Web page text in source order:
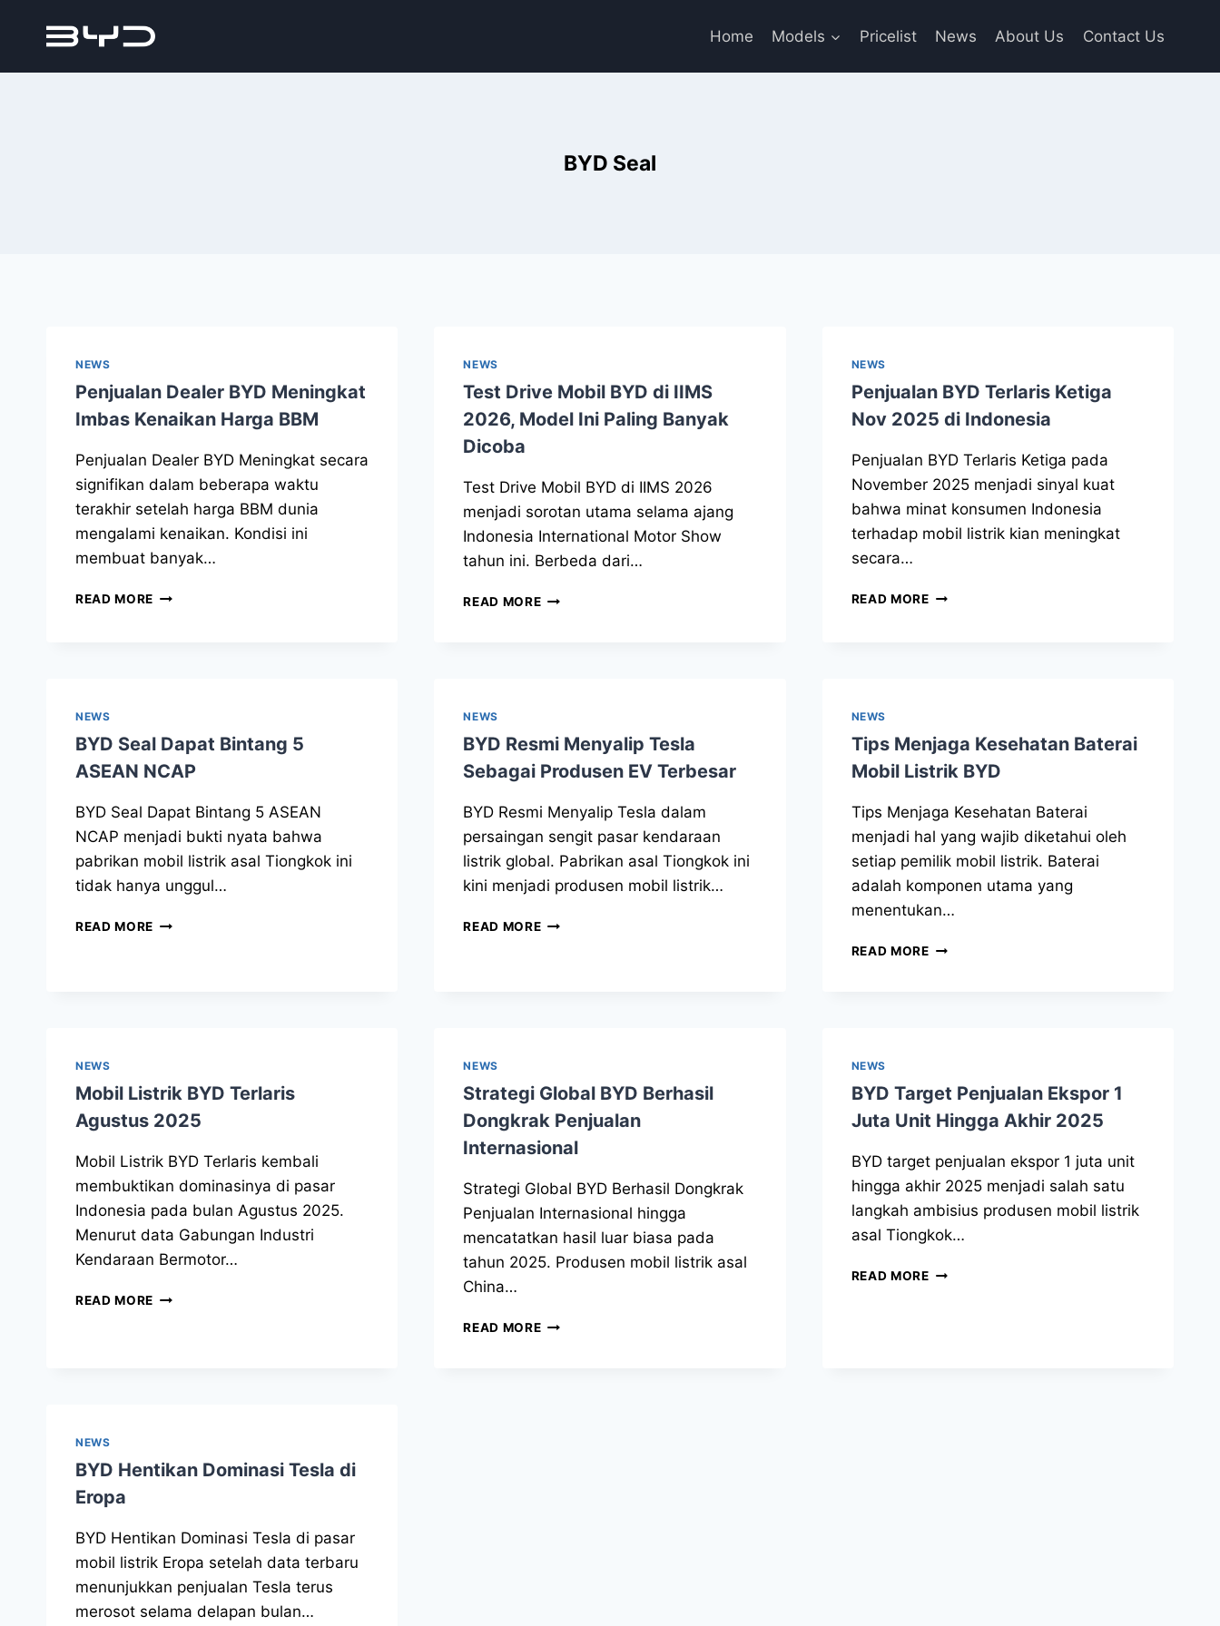
Home Models Pricelist News About Us Contact Us
BYD Seal
NEWS
Penjualan Dealer BYD Meningkat
Imbas Kenaikan Harga BBM
Penjualan Dealer BYD Meningkat secara
signifikan dalam beberapa waktu
terakhir setelah harga BBM dunia
mengalami kenaikan. Kondisi ini
membuat banyak…
READ MORE
NEWS
Test Drive Mobil BYD di IIMS
2026, Model Ini Paling Banyak
Dicoba
Test Drive Mobil BYD di IIMS 2026
menjadi sorotan utama selama ajang
Indonesia International Motor Show
tahun ini. Berbeda dari…
READ MORE
NEWS
Penjualan BYD Terlaris Ketiga
Nov 2025 di Indonesia
Penjualan BYD Terlaris Ketiga pada
November 2025 menjadi sinyal kuat
bahwa minat konsumen Indonesia
terhadap mobil listrik kian meningkat
secara…
READ MORE
NEWS
BYD Seal Dapat Bintang 5
ASEAN NCAP
BYD Seal Dapat Bintang 5 ASEAN
NCAP menjadi bukti nyata bahwa
pabrikan mobil listrik asal Tiongkok ini
tidak hanya unggul…
READ MORE
NEWS
BYD Resmi Menyalip Tesla
Sebagai Produsen EV Terbesar
BYD Resmi Menyalip Tesla dalam
persaingan sengit pasar kendaraan
listrik global. Pabrikan asal Tiongkok ini
kini menjadi produsen mobil listrik…
READ MORE
NEWS
Tips Menjaga Kesehatan Baterai
Mobil Listrik BYD
Tips Menjaga Kesehatan Baterai
menjadi hal yang wajib diketahui oleh
setiap pemilik mobil listrik. Baterai
adalah komponen utama yang
menentukan…
READ MORE
NEWS
Mobil Listrik BYD Terlaris
Agustus 2025
Mobil Listrik BYD Terlaris kembali
membuktikan dominasinya di pasar
Indonesia pada bulan Agustus 2025.
Menurut data Gabungan Industri
Kendaraan Bermotor…
READ MORE
NEWS
Strategi Global BYD Berhasil
Dongkrak Penjualan
Internasional
Strategi Global BYD Berhasil Dongkrak
Penjualan Internasional hingga
mencatatkan hasil luar biasa pada
tahun 2025. Produsen mobil listrik asal
China…
READ MORE
NEWS
BYD Target Penjualan Ekspor 1
Juta Unit Hingga Akhir 2025
BYD target penjualan ekspor 1 juta unit
hingga akhir 2025 menjadi salah satu
langkah ambisius produsen mobil listrik
asal Tiongkok…
READ MORE
NEWS
BYD Hentikan Dominasi Tesla di
Eropa
BYD Hentikan Dominasi Tesla di pasar
mobil listrik Eropa setelah data terbaru
menunjukkan penjualan Tesla terus
merosot selama delapan bulan…